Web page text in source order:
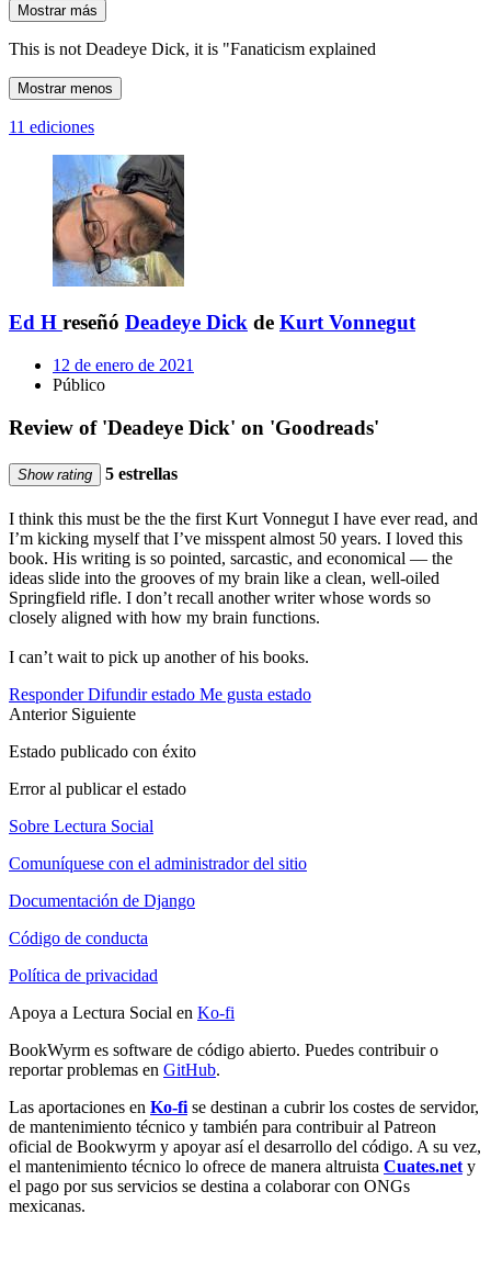
Mostrar más
This is not Deadeye Dick, it is "Fanaticism explained
Mostrar menos
11 ediciones
Ed H reseñó Deadeye Dick de Kurt Vonnegut
12 de enero de 2021
Público
Review of 'Deadeye Dick' on 'Goodreads'
Show rating 5 estrellas
I think this must be the the first Kurt Vonnegut I have ever read, and
I’m kicking myself that I’ve misspent almost 50 years. I loved this
book. His writing is so pointed, sarcastic, and economical — the
ideas slide into the grooves of my brain like a clean, well-oiled
Springfield rifle. I don’t recall another writer whose words so
closely aligned with how my brain functions.
I can’t wait to pick up another of his books.
Responder Difundir estado Me gusta estado
Anterior Siguiente
Estado publicado con éxito
Error al publicar el estado
Sobre Lectura Social
Comuníquese con el administrador del sitio
Documentación de Django
Código de conducta
Política de privacidad
Apoya a Lectura Social en Ko-fi
BookWyrm es software de código abierto. Puedes contribuir o
reportar problemas en GitHub.
Las aportaciones en Ko-fi se destinan a cubrir los costes de servidor,
de mantenimiento técnico y también para contribuir al Patreon
oficial de Bookwyrm y apoyar así el desarrollo del código. A su vez,
el mantenimiento técnico lo ofrece de manera altruista Cuates.net y
el pago por sus servicios se destina a colaborar con ONGs
mexicanas.